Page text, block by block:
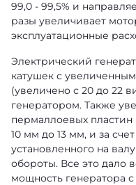
99,0 - 99,5% и
разы увеличивает
эксплуатационные
Электрический
катушек с
(увеличено с 20 до 22
генератором. Также
пермаллоевых пластин
10 мм до 13 мм, и за
установленного на
обороты. Все это дало
мощность генератора